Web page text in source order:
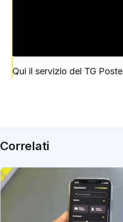
Qui il servizio del TG Poste
Correlati